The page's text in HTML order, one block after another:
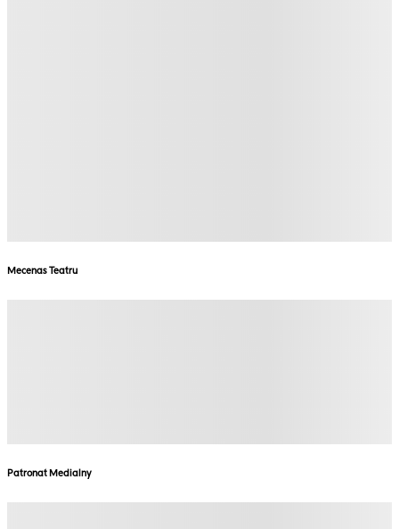
Mecenas Teatru
Patronat Medialny